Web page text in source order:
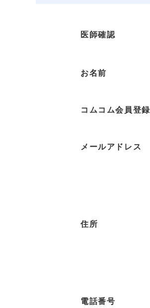
医師確認
お名前
コムコム会員登録
メールアドレス
住所
電話番号